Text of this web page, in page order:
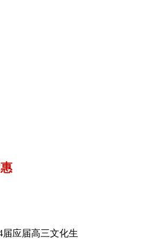
届应届高三文化生